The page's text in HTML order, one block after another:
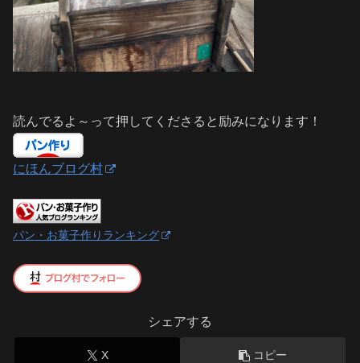
読んでるよ～って押してくださると励みになります！
にほんブログ村
パン・お菓子作りランキング
シェアする
X コピー